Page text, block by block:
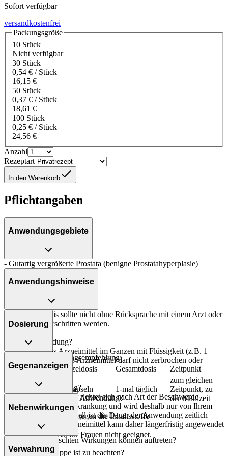
Sofort verfügbar
versandkostenfrei
Packungsgröße
10 Stück
Nicht verfügbar
30 Stück
0,54 € / Stück
16,15 €
50 Stück
0,37 € / Stück
18,61 €
100 Stück
0,25 € / Stück
24,56 €
Anzahl
Rezeptart
In den Warenkorb
Pflichtangaben
Anwendungsgebiete
- Gutartig vergrößerte Prostata (benigne Prostatahyperplasie)
Anwendungshinweise
Die Gesamtdosis sollte nicht ohne Rücksprache mit einem Arzt oder
Apotheker überschritten werden.
Art der Anwendung?
Nehmen Sie das Arzneimittel im Ganzen mit Flüssigkeit (z.B. 1
Glas Wasser) ein. Das Arzneimittel darf nicht zerbrochen oder
zerkaut werden.
Dauer der Anwendung?
Die Anwendungsdauer richtet sich nach Art der Beschwerde
und/oder Dauer der Erkrankung und wird deshalb nur von Ihrem
Arzt bestimmt. Prinzipiell ist die Dauer der Anwendung zeitlich
nicht begrenzt, das Arzneimittel kann daher längerfristig angewendet
werden.
Überdosierung?
Dosierung
Allgemeine Dosierungsempfehlung:
Personenkreis
Einzeldosis Gesamtdosis Zeitpunkt
Erwachsene 2 Kapseln 1-mal täglich
zum gleichen
Zeitpunkt, zu
der Mahlzeit
Gegenanzeigen
Was spricht gegen eine Anwendung?
- Überempfindlichkeit gegen die Inhaltsstoffe
Das Arzneimittel ist für Frauen nicht geeignet.
Welche Altersgruppe ist zu beachten?
Nebenwirkungen
Welche unerwünschten Wirkungen können auftreten?
Verwahrung